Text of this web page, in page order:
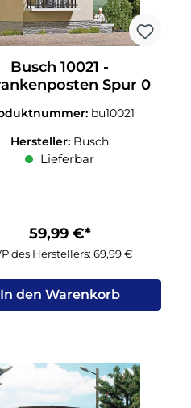
Busch 10021 -
Spur 0
bu10021
Hersteller: Busch
Lieferbar
59,99 €*
des Herstellers: 69,99 €
In den Warenkorb